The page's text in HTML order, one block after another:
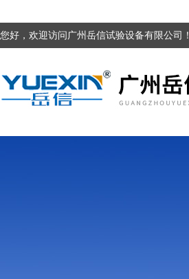
您好，欢迎访问广州岳信试验设备有限公司！